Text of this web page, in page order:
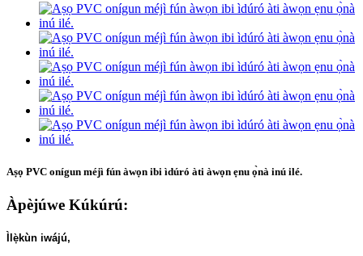
Aṣọ PVC onígun méjì fún àwọn ibi ìdúró àti àwọn ẹnu ọ̀nà inú ilé.
Àpèjúwe Kúkúrú:
Ìlẹ̀kùn iwájú,